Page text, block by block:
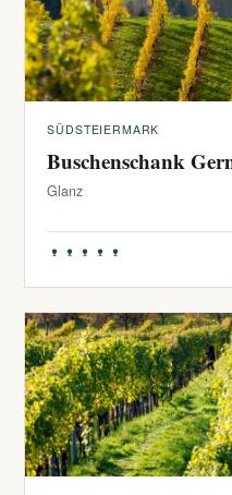
SÜDSTEIERMARK
Buschenschank
Glanz